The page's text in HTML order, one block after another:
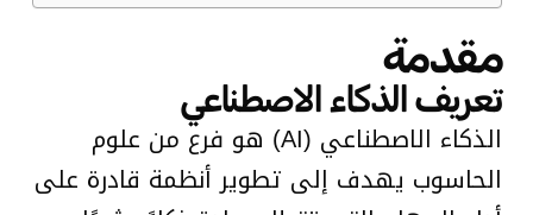
مقدمة
تعريف الذكاء الاصطناعي
الذكاء الاصطناعي (AI) هو فرع من علوم
الحاسوب يهدف إلى تطوير أنظمة قادرة على